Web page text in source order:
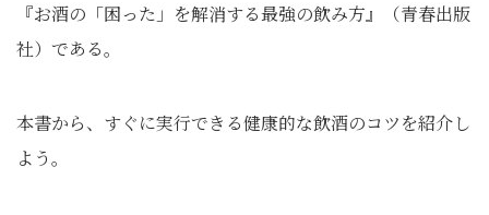
『お酒の「困った」を解消する最強の飲み方』（青春出版
社）である。
本書から、すぐに実行できる健康的な飲酒のコツを紹介し
よう。